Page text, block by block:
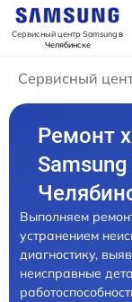
Сервисный центр Samsungв
Челябинске
Сервисный
Ремонт
Выполняем
устранением
диагностику,
неисправные